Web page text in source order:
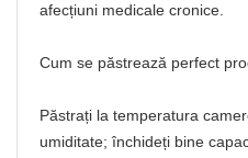
afecțiuni medicale cronice.
Cum se păstrează perfect
Păstrați la temperatura
umiditate; închideți bine